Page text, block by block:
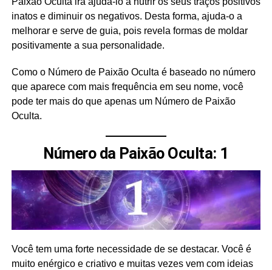
inatos e diminuir os negativos. Desta forma, ajuda-o a
melhorar e serve de guia, pois revela formas de moldar
positivamente a sua personalidade.
Como o Número de Paixão Oculta é baseado no número
que aparece com mais frequência em seu nome, você
pode ter mais do que apenas um Número de Paixão
Oculta.
Número da Paixão Oculta: 1
Você tem uma forte necessidade de se destacar. Você é
muito enérgico e criativo e muitas vezes vem com ideias